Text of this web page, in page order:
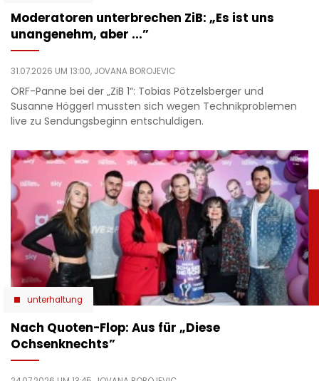
Moderatoren unterbrechen ZiB: „Es ist uns
unangenehm, aber ...”
31.07.2026 UM 13:00, JOVANA BOROJEVIC
ORF-Panne bei der „ZiB 1“: Tobias Pötzelsberger und
Susanne Höggerl mussten sich wegen Technikproblemen
live zu Sendungsbeginn entschuldigen.
unterhaltung
Nach Quoten-Flop: Aus für „Diese
Ochsenknechts”